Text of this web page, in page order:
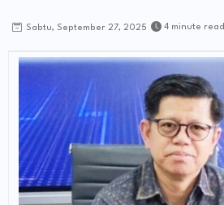
Sabtu, September 27, 2025 4 minute read